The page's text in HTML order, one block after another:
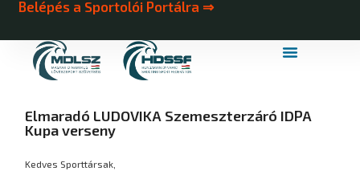
Belépés a Sportolói Portálra ⇒
Elmaradó LUDOVIKA Szemeszterzáró IDPA
Kupa verseny
Kedves Sporttársak,